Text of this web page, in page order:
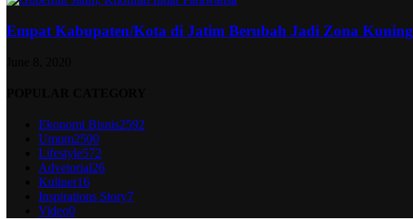
Empat Kabupaten/Kota di Jatim Berubah Jadi Zona Kuning
Ekonomi Bisnis2592
Umum2500
Lifestyle572
Advetorial26
Kuliner16
Inspirations Story7
Video0